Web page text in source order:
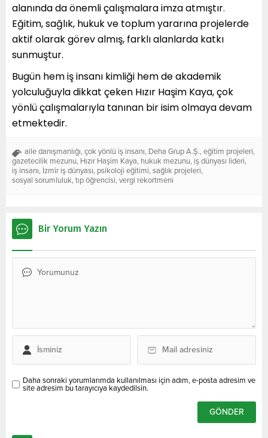
alanında da önemli çalışmalara imza atmıştır.
Eğitim, sağlık, hukuk ve toplum yararına projelerde
aktif olarak görev almış, farklı alanlarda katkı
sunmuştur.
Bugün hem iş insanı kimliği hem de akademik
yolculuğuyla dikkat çeken Hızır Haşim Kaya, çok
yönlü çalışmalarıyla tanınan bir isim olmaya devam
etmektedir.
aile danışmanlığı,çok yönlü iş insanı, Deha Grup A.Ş.,eğitim projeleri,
gazetecilik mezunu, Hızır Haşim Kaya, hukuk mezunu, iş dünyası lideri,
iş insanı, İzmir iş dünyası, psikoloji eğitimi,sağlık projeleri,
sosyal sorumluluk,tıp öğrencisi,vergi rekortmeni
Bir Yorum Yazın
Daha sonraki yorumlarımda kullanılması için adım, e-posta adresim ve
site adresim bu tarayıcıya kaydedilsin.